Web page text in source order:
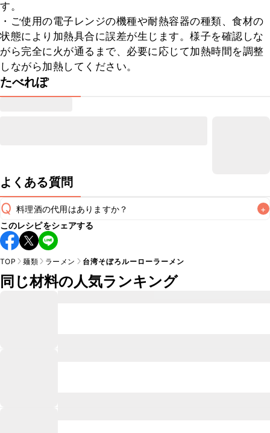
す。
・ご使用の電子レンジの機種や耐熱容器の種類、食材の
状態により加熱具合に誤差が生じます。様子を確認しな
がら完全に火が通るまで、必要に応じて加熱時間を調整
しながら加熱してください。
たべれぽ
よくある質問
Q 料理酒の代用はありますか？ +
A
このレシピをシェアする
TOP 麺類 ラーメン 台湾そぼろルーローラーメン
同じ材料の人気ランキング